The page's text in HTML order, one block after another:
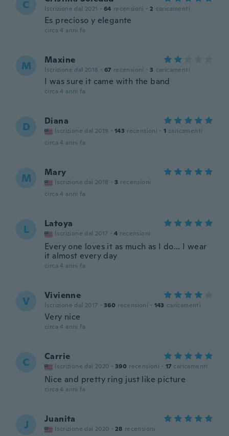
C Iscrizione dal 2021 · 64 recensioni · 2 caricamenti
Es precioso y elegante
circa 4 anni fa
M Maxine
Iscrizione dal 2018 · 67 recensioni · 3 caricamenti
I was sure it came with the band
circa 4 anni fa
D Diana
Iscrizione dal 2019 · 143 recensioni · 1 caricamenti
circa 4 anni fa
M Mary
Iscrizione dal 2018 · 3 recensioni
circa 4 anni fa
L Latoya
Iscrizione dal 2017 · 4 recensioni
Every one loves it as much as I do... I wear
it almost every day
circa 4 anni fa
V Vivienne
Iscrizione dal 2017 · 360 recensioni · 143 caricamenti
Very nice
circa 4 anni fa
C Carrie
Iscrizione dal 2020 · 390 recensioni · 17 caricamenti
Nice and pretty ring just like picture
circa 4 anni fa
J Juanita
Iscrizione dal 2020 · 28 recensioni